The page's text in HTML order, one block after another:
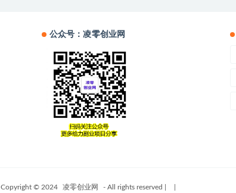
公众号：凌零创业网
Copyright © 2024 凌零创业网 - All rights reserved